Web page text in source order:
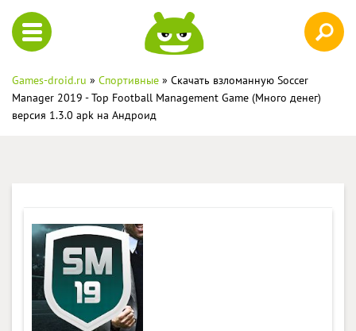
Games-droid.ru » Спортивные » Скачать взломанную Soccer
Manager 2019 - Top Football Management Game (Много денег)
версия 1.3.0 apk на Андроид